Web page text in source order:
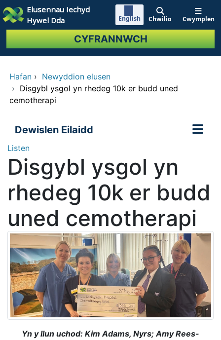
Neidio i'r prif gynnwy
Elusennau Iechyd
Hywel Dda
English Chwilio Cwymplen
CYFRANNWCH
Hafan › Newyddion elusen
› Disgybl ysgol yn rhedeg 10k er budd uned
cemotherapi
Dewislen Eilaidd
Listen
Disgybl ysgol yn
rhedeg 10k er budd
uned cemotherapi
Yn y llun uchod: Kim Adams, Nyrs; Amy Rees-